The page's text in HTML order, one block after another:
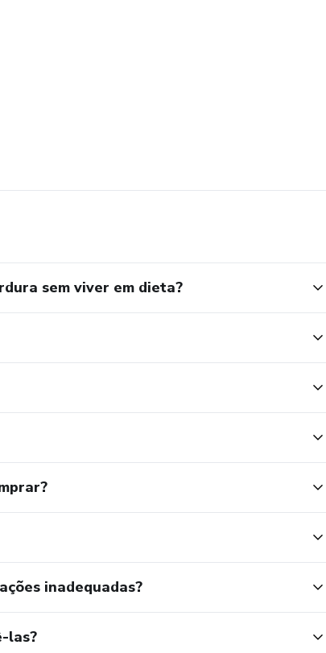
sem viver em dieta?
inadequadas?
las?